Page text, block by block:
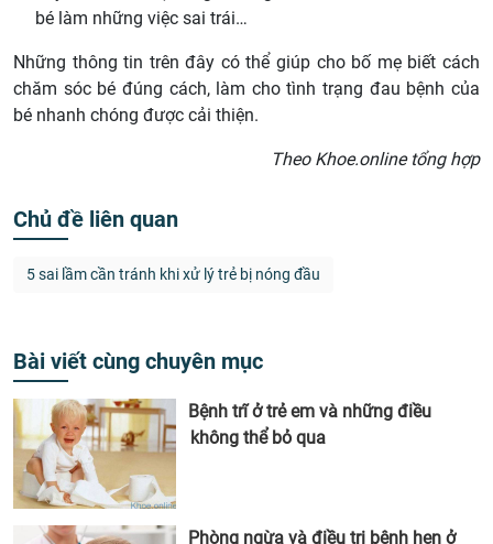
bé làm những việc sai trái…
Những thông tin trên đây có thể giúp cho bố mẹ biết cách
chăm sóc bé đúng cách, làm cho tình trạng đau bệnh của
bé nhanh chóng được cải thiện.
Theo Khoe.online tổng hợp
Chủ đề liên quan
5 sai lầm cần tránh khi xử lý trẻ bị nóng đầu
Bài viết cùng chuyên mục
Bệnh trĩ ở trẻ em và những điều
không thể bỏ qua
Phòng ngừa và điều trị bệnh hen ở